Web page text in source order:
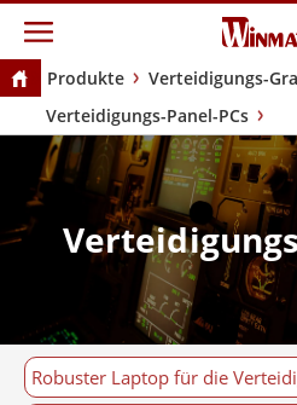
Produkte
Verteidigungs-
Verteidigungs-Panel-PCs
Robuster Laptop für die